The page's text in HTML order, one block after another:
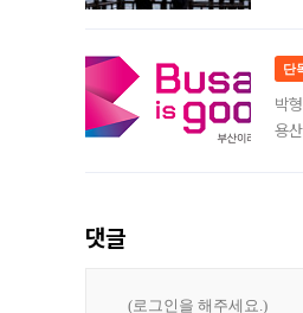
단
박
용
댓글